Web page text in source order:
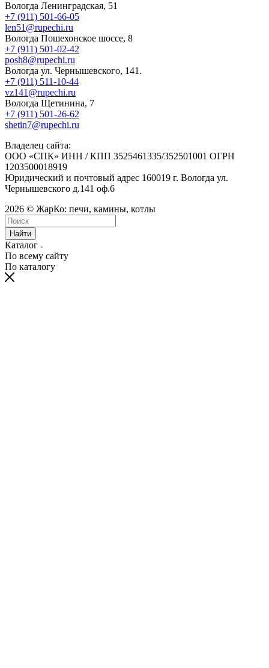
Вологда Ленинградская, 51
+7 (911) 501-66-05
len51@rupechi.ru
Вологда Пошехонское шоссе, 8
+7 (911) 501-02-42
posh8@rupechi.ru
Вологда ул. Чернышевского, 141.
+7 (911) 511-10-44
vz141@rupechi.ru
Вологда Щетинина, 7
+7 (911) 501-26-62
shetin7@rupechi.ru
Владелец сайта:
ООО «СПК» ИНН / КПП 3525461335/352501001 ОГРН
1203500018919
Юридический и почтовый адрес 160019 г. Вологда ул.
Чернышевского д.141 оф.6
2026 © ЖарКо: печи, камины, котлы
Найти
Каталог
По всему сайту
По каталогу